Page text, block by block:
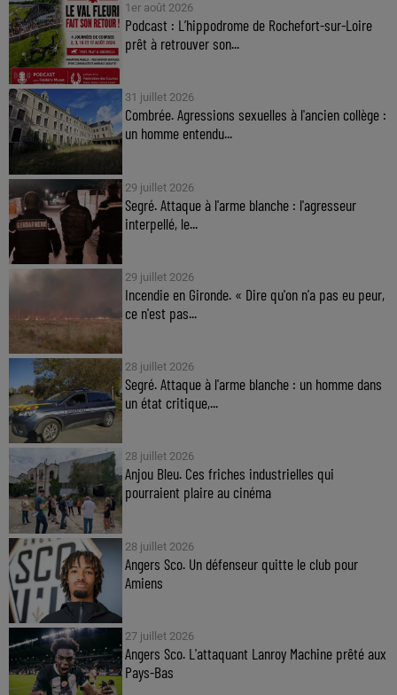
1er août 2026
Podcast : L’hippodrome de Rochefort-sur-Loire
prêt à retrouver son...
31 juillet 2026
Combrée. Agressions sexuelles à l'ancien collège :
un homme entendu...
29 juillet 2026
Segré. Attaque à l'arme blanche : l'agresseur
interpellé, le...
29 juillet 2026
Incendie en Gironde. « Dire qu'on n'a pas eu peur,
ce n'est pas...
28 juillet 2026
Segré. Attaque à l'arme blanche : un homme dans
un état critique,...
28 juillet 2026
Anjou Bleu. Ces friches industrielles qui
pourraient plaire au cinéma
28 juillet 2026
Angers Sco. Un défenseur quitte le club pour
Amiens
27 juillet 2026
Angers Sco. L'attaquant Lanroy Machine prêté aux
Pays-Bas